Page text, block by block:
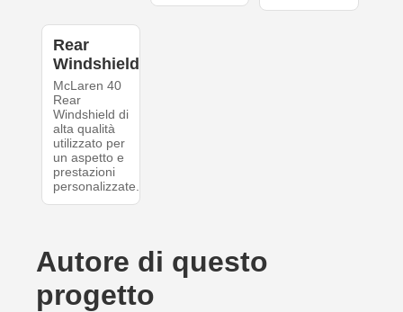
Rear
Windshield
McLaren 40
Rear
Windshield di
alta qualità
utilizzato per
un aspetto e
prestazioni
personalizzate.
Autore di questo
progetto